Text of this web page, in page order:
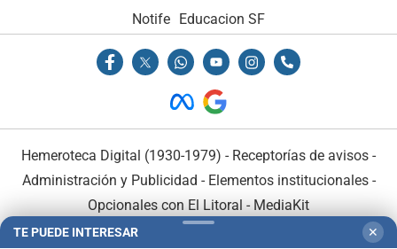
Notife Educacion SF
Hemeroteca Digital (1930-1979) - Receptorías de avisos -
Administración y Publicidad - Elementos institucionales-
Opcionales con El Litoral - MediaKit
TE PUEDE INTERESAR ✕